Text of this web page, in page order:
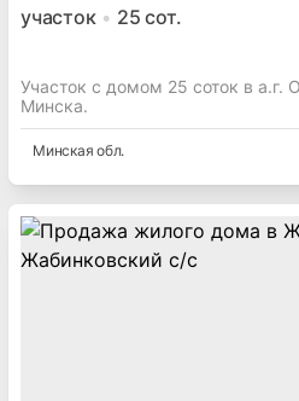
участок 25 сот.
Участок с домом 25 соток в а.г.
Минска.
Минская обл.